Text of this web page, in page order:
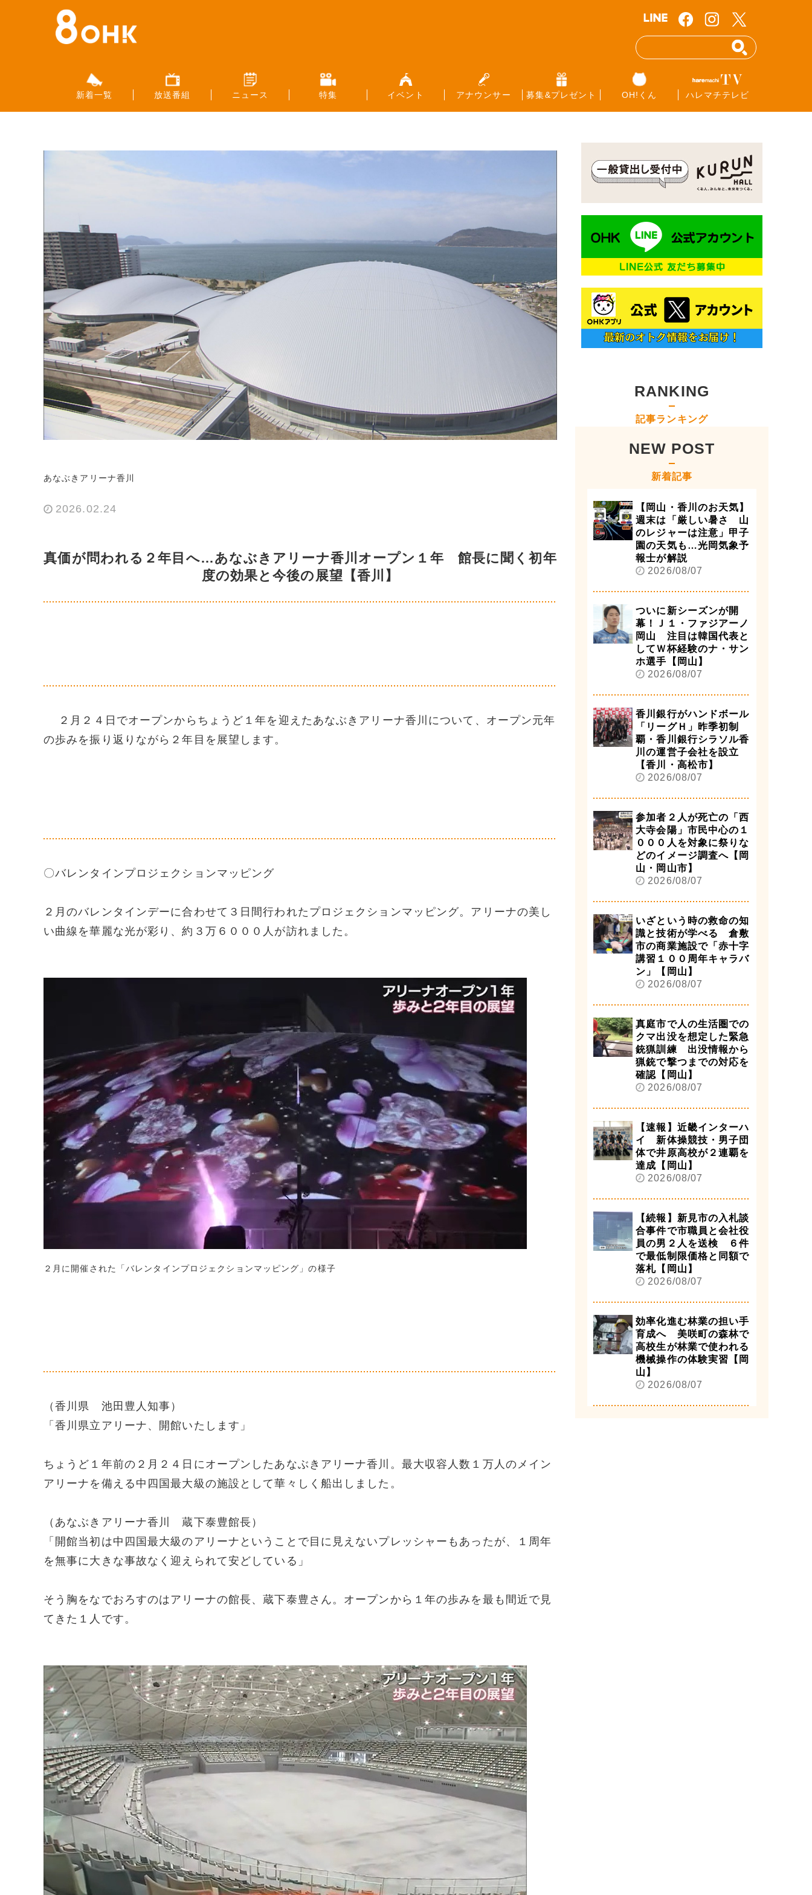
新着一覧 放送番組 ニュース 特集 イベント アナウンサー 募集&プレゼント OH!くん ハレマチテレビ
あなぶきアリーナ香川
2026.02.24
真価が問われる２年目へ…あなぶきアリーナ香川オープン１年 館長に聞く初年
度の効果と今後の展望【香川】
２月２４日でオープンからちょうど１年を迎えたあなぶきアリーナ香川について、オープン元年
の歩みを振り返りながら２年目を展望します。
〇バレンタインプロジェクションマッピング
２月のバレンタインデーに合わせて３日間行われたプロジェクションマッピング。アリーナの美し
い曲線を華麗な光が彩り、約３万６０００人が訪れました。
２月に開催された「バレンタインプロジェクションマッピング」の様子
（香川県 池田豊人知事）
「香川県立アリーナ、開館いたします」
ちょうど１年前の２月２４日にオープンしたあなぶきアリーナ香川。最大収容人数１万人のメイン
アリーナを備える中四国最大級の施設として華々しく船出しました。
（あなぶきアリーナ香川 蔵下泰豊館長）
「開館当初は中四国最大級のアリーナということで目に見えないプレッシャーもあったが、１周年
を無事に大きな事故なく迎えられて安どしている」
そう胸をなでおろすのはアリーナの館長、蔵下泰豊さん。オープンから１年の歩みを最も間近で見
てきた１人です。
RANKING
記事ランキング
NEW POST
新着記事
【岡山・香川のお天気】
週末は「厳しい暑さ 山
のレジャーは注意」甲子
園の天気も…光岡気象予
報士が解説
2026/08/07
ついに新シーズンが開
幕！Ｊ１・ファジアーノ
岡山 注目は韓国代表と
してＷ杯経験のナ・サン
ホ選手【岡山】
2026/08/07
香川銀行がハンドボール
「リーグＨ」昨季初制
覇・香川銀行シラソル香
川の運営子会社を設立
【香川・高松市】
2026/08/07
参加者２人が死亡の「西
大寺会陽」市民中心の１
０００人を対象に祭りな
どのイメージ調査へ【岡
山・岡山市】
2026/08/07
いざという時の救命の知
識と技術が学べる 倉敷
市の商業施設で「赤十字
講習１００周年キャラバ
ン」【岡山】
2026/08/07
真庭市で人の生活圏での
クマ出没を想定した緊急
銃猟訓練 出没情報から
猟銃で撃つまでの対応を
確認【岡山】
2026/08/07
【速報】近畿インターハ
イ 新体操競技・男子団
体で井原高校が２連覇を
達成【岡山】
2026/08/07
【続報】新見市の入札談
合事件で市職員と会社役
員の男２人を送検 ６件
で最低制限価格と同額で
落札【岡山】
2026/08/07
効率化進む林業の担い手
育成へ 美咲町の森林で
高校生が林業で使われる
機械操作の体験実習【岡
山】
2026/08/07